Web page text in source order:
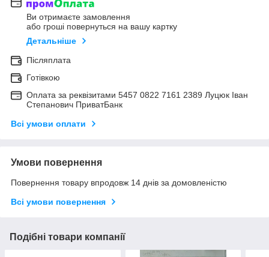
Ви отримаєте замовлення
або гроші повернуться на вашу картку
Детальніше
Післяплата
Готівкою
Оплата за реквізитами 5457 0822 7161 2389 Луцюк Іван
Степанович ПриватБанк
Всі умови оплати
Умови повернення
Повернення товару впродовж 14 днів за домовленістю
Всі умови повернення
Подібні товари компанії